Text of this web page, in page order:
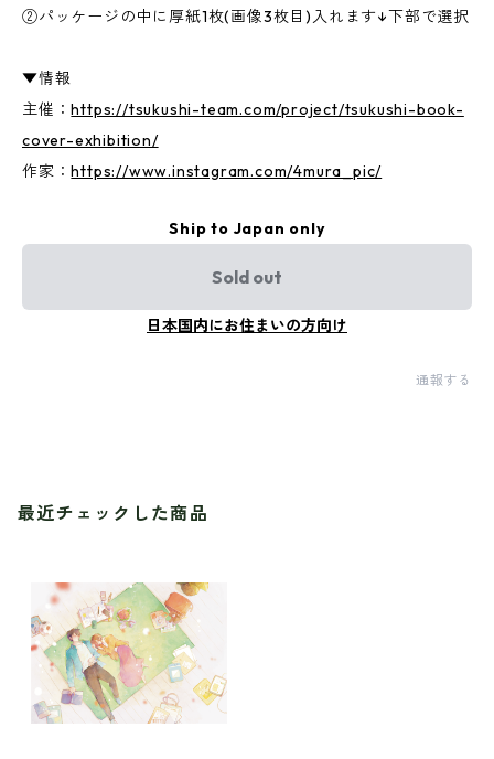
②パッケージの中に厚紙1枚(画像3枚目)入れます↓下部で選択
▼情報
主催：https://tsukushi-team.com/project/tsukushi-book-
cover-exhibition/
作家：https://www.instagram.com/4mura_pic/
Ship to Japan only
Sold out
日本国内にお住まいの方向け
通報する
最近チェックした商品